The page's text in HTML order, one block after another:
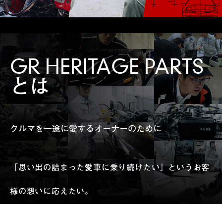
GR HERITAGE PARTS
とは
クルマを一途に愛するオーナーのために
「思い出の詰まった愛車に乗り続けたい」というお客
様の想いに応えたい。